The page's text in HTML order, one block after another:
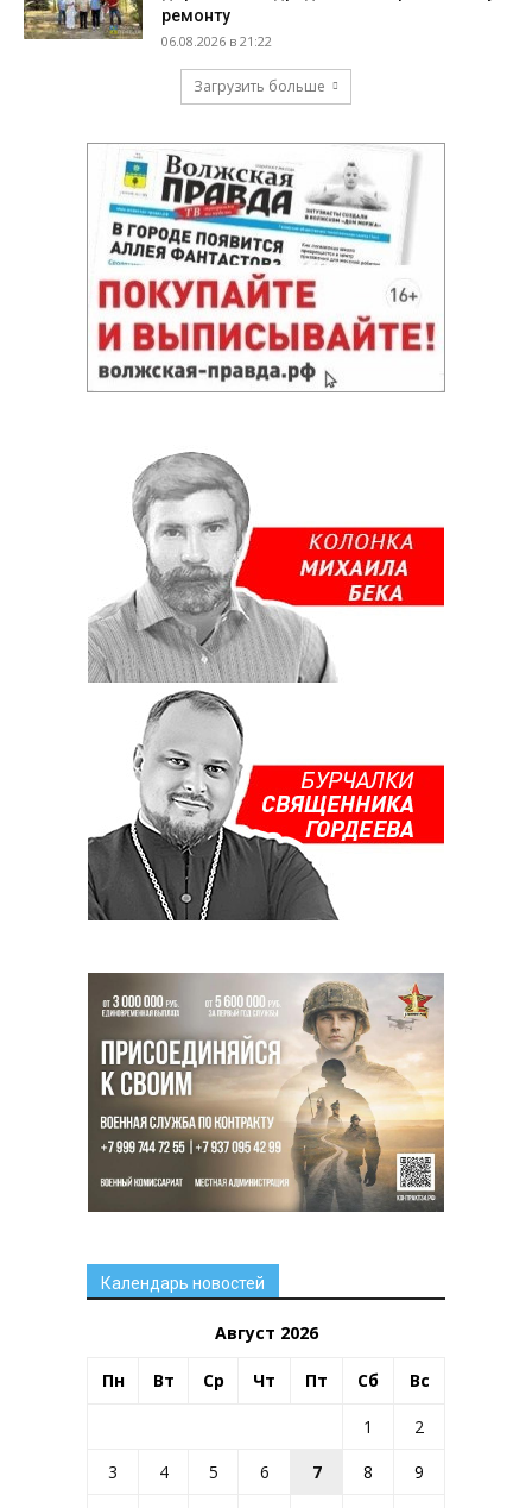
ремонту
06.08.2026 в 21:22
Загрузить больше
Календарь новостей
Август 2026
Пн Вт Ср Чт Пт Сб Вс
1
2
3
4 5 6 7 8
9